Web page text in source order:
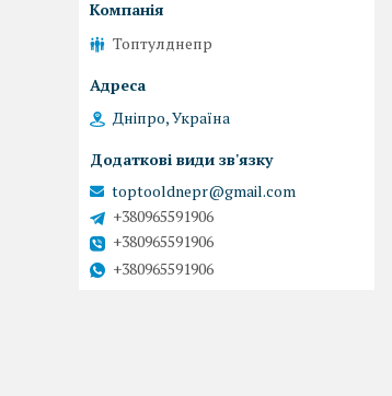
Топтулднепр
Дніпро, Україна
toptooldnepr@gmail.com
+380965591906
+380965591906
+380965591906